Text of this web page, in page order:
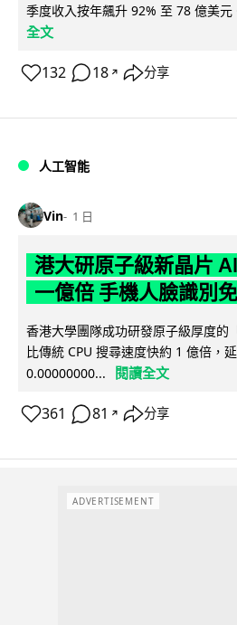
季度收入按年飆升 92% 至 78 億美
全文
132 18 ↗ 分享
人工智能
Vin 1 日
港大研原子級新晶片
一億倍 手機人臉識別
香港大學團隊成功研發原子級厚度的
比傳統 CPU 搜尋速度快約 1 億倍，
0.00000000...
閱讀全文
361 81 ↗ 分享
ADVERTISEMENT